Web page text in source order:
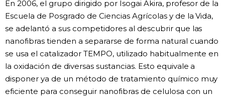
En 2006, el grupo dirigido por Isogai Akira, profesor de la
Escuela de Posgrado de Ciencias Agrícolas y de la Vida,
se adelantó a sus competidores al descubrir que las
nanofibras tienden a separarse de forma natural cuando
se usa el catalizador TEMPO, utilizado habitualmente en
la oxidación de diversas sustancias. Esto equivale a
disponer ya de un método de tratamiento químico muy
eficiente para conseguir nanofibras de celulosa con un